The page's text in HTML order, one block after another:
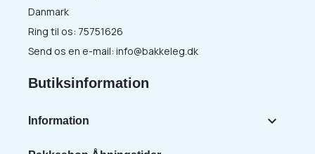
Danmark
Ring til os: 75751626
Send os en e-mail: info@bakkeleg.dk
Butiksinformation
Information 